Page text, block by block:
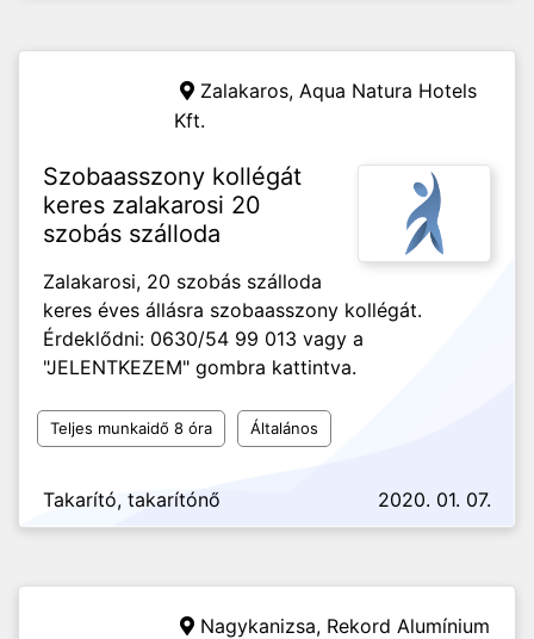
Zalakaros, Aqua Natura Hotels
Kft.
Szobaasszony kollégát
keres zalakarosi 20
szobás szálloda
Zalakarosi, 20 szobás szálloda
keres éves állásra szobaasszony kollégát.
Érdeklődni: 0630/54 99 013 vagy a
"JELENTKEZEM" gombra kattintva.
Teljes munkaidő 8 óra Általános
Takarító, takarítónő 2020. 01. 07.
Nagykanizsa, Rekord Alumínium